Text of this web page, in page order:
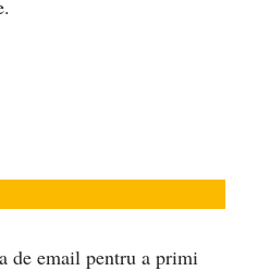
de email pentru a primi